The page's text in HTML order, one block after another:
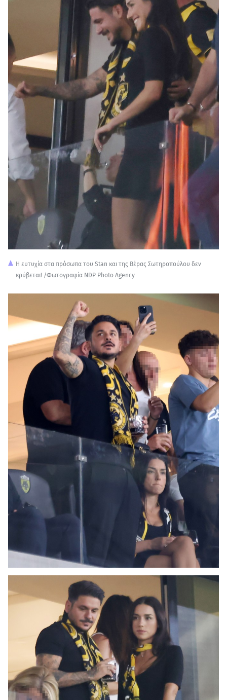
Η ευτυχία στα πρόσωπα του Stan και της Βέρας Σωτηροπούλου δεν
κρύβεται! /Φωτογραφία NDP Photo Agency